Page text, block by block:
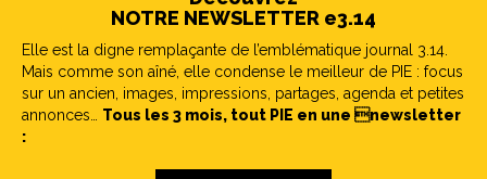
NOTRE NEWSLETTER e3.14
Elle est la digne remplaçante de l’emblématique journal 3.14.
Mais comme son aîné, elle condense le meilleur de PIE : focus
sur un ancien, images, impressions, partages, agenda et petites
annonces… Tous les 3 mois, tout PIE en une newsletter
: